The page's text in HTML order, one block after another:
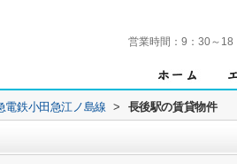
営業時間： 9：30～18
電鉄小田急江ノ島線 > 長後駅の賃貸物件